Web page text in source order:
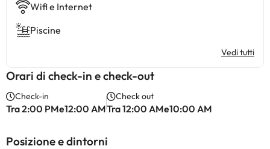
Wifi e Internet
Piscine
Vedi tutti
Orari di check-in e check-out
Check-in
Tra 2:00 PMe12:00 AM
Check out
Tra 12:00 AMe10:00 AM
Posizione e dintorni